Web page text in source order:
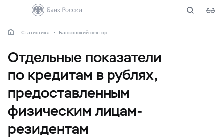
Статистика Банковский сектор
Отдельные показатели
по кредитам в рублях,
предоставленным
физическим лицам-
резидентам